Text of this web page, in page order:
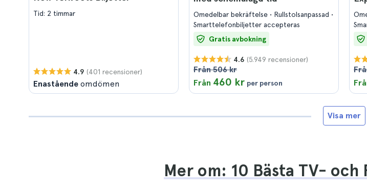
Tid: 2 timmar
4.9 (401 recensioner)
Enastående omdömen
Omedelbar bekräftelse
Rullstolsanpassad
Smarttelefonbiljetter accepteras
Gratis avbokning
4.6 (5.949 recensioner)
Från 506 kr
Från 460 kr per person
Visa mer
Mer om: 10 Bästa TV-